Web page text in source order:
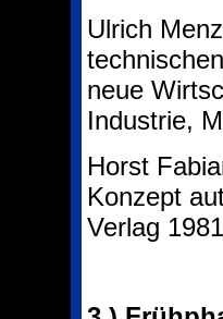
Ulrich
neue
Industrie,
Horst
Konzept
Verlag